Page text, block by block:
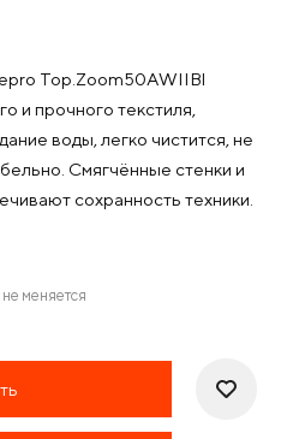
Top.Zoom50AWIIBl
и прочного текстиля,
воды, легко чистится, не
Смягчённые стенки и
сохранность техники.
меняется